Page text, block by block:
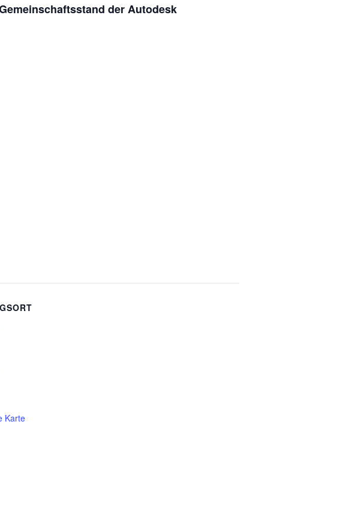
der Autodesk
Karte